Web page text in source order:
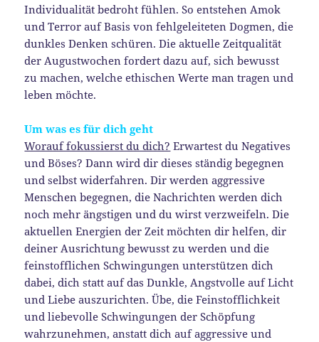
Individualität bedroht fühlen. So entstehen Amok
und Terror auf Basis von fehlgeleiteten Dogmen, die
dunkles Denken schüren. Die aktuelle Zeitqualität
der Augustwochen fordert dazu auf, sich bewusst
zu machen, welche ethischen Werte man tragen und
leben möchte.
Um was es für dich geht
Worauf fokussierst du dich? Erwartest du Negatives
und Böses? Dann wird dir dieses ständig begegnen
und selbst widerfahren. Dir werden aggressive
Menschen begegnen, die Nachrichten werden dich
noch mehr ängstigen und du wirst verzweifeln. Die
aktuellen Energien der Zeit möchten dir helfen, dir
deiner Ausrichtung bewusst zu werden und die
feinstofflichen Schwingungen unterstützen dich
dabei, dich statt auf das Dunkle, Angstvolle auf Licht
und Liebe auszurichten. Übe, die Feinstofflichkeit
und liebevolle Schwingungen der Schöpfung
wahrzunehmen, anstatt dich auf aggressive und